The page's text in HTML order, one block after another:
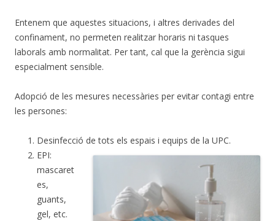
Entenem que aquestes situacions, i altres derivades del
confinament, no permeten realitzar horaris ni tasques
laborals amb normalitat. Per tant, cal que la gerència sigui
especialment sensible.
Adopció de les mesures necessàries per evitar contagi entre
les persones:
Desinfecció de tots els espais i equips de la UPC.
EPI:
mascaret
es,
guants,
gel, etc.